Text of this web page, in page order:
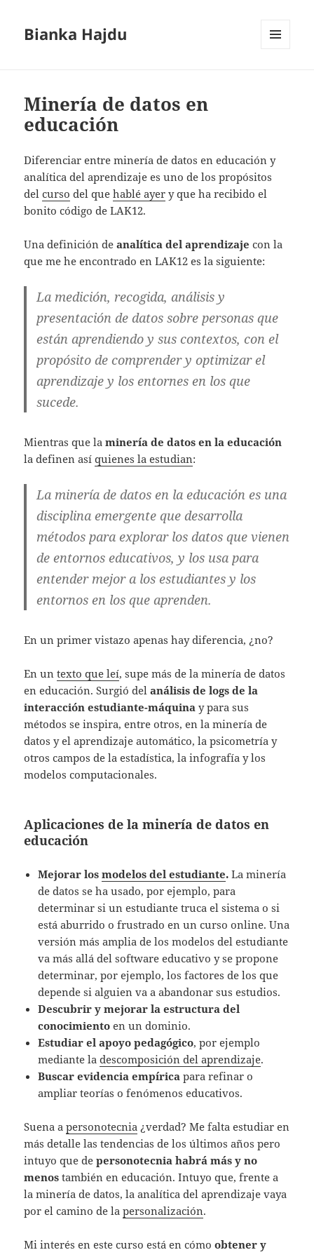
Bianka Hajdu
Minería de datos en
educación
Diferenciar entre minería de datos en educación y
analítica del aprendizaje es uno de los propósitos
delcurso del quehablé ayer y que ha recibido el
bonito código de LAK12.
Una definición deanalítica del aprendizaje con la
que me he encontrado en LAK12 es la siguiente:
La medición, recogida, análisis y
presentación de datos sobre personas que
están aprendiendo y sus contextos, con el
propósito de comprender y optimizar el
aprendizaje y los entornes en los que
sucede.
Mientras que laminería de datos en la educación
la definen asíquienes la estudian:
La minería de datos en la educación es una
disciplina emergente que desarrolla
métodos para explorar los datos que vienen
de entornos educativos, y los usa para
entender mejor a los estudiantes y los
entornos en los que aprenden.
En un primer vistazo apenas hay diferencia, ¿no?
En untexto que leí, supe más de la minería de datos
en educación. Surgió delanálisis de logs de la
interacción estudiante-máquina y para sus
métodos se inspira, entre otros, en la minería de
datos y el aprendizaje automático, la psicometría y
otros campos de la estadística, la infografía y los
modelos computacionales.
Aplicaciones de la minería de datos en
educación
Mejorar losmodelos del estudiante. La minería
de datos se ha usado, por ejemplo, para
determinar si un estudiante truca el sistema o si
está aburrido o frustrado en un curso online. Una
versión más amplia de los modelos del estudiante
va más allá del software educativo y se propone
determinar, por ejemplo, los factores de los que
depende si alguien va a abandonar sus estudios.
Descubrir y mejorar la estructura del
conocimiento en un dominio.
Estudiar el apoyo pedagógico, por ejemplo
mediante ladescomposición del aprendizaje.
Buscar evidencia empírica para refinar o
ampliar teorías o fenómenos educativos.
Suena apersonotecnia ¿verdad? Me falta estudiar en
más detalle las tendencias de los últimos años pero
intuyo que depersonotecnia habrá más y no
menos también en educación. Intuyo que, frente a
la minería de datos, la analítica del aprendizaje vaya
por el camino de lapersonalización.
Mi interés en este curso está en cómoobtener y